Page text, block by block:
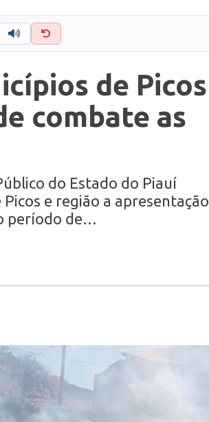
de Picos
combate as
do Estado do Piauí
e região a apresentação
período de…